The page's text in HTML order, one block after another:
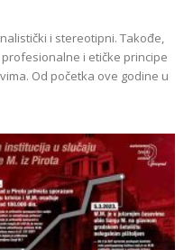
i stereotipni. Takođe,
i etičke principe
Od početka ove godine u